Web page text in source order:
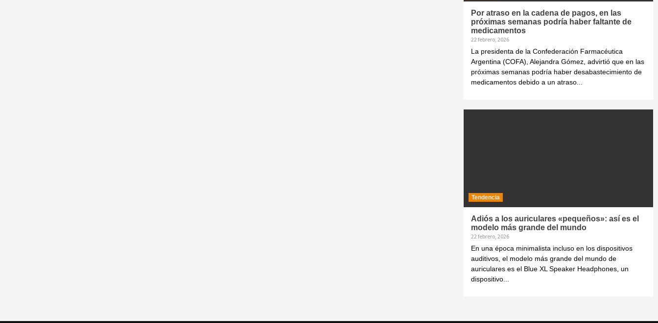
Por atraso en la cadena de pagos, en las
próximas semanas podría haber faltante de
medicamentos
22 febrero, 2026
La presidenta de la Confederación Farmacéutica
Argentina (COFA), Alejandra Gómez, advirtió que en las
próximas semanas podría haber desabastecimiento de
medicamentos debido a un atraso...
Tendencia
Adiós a los auriculares «pequeños»: así es el
modelo más grande del mundo
22 febrero, 2026
En una época minimalista incluso en los dispositivos
auditivos, el modelo más grande del mundo de
auriculares es el Blue XL Speaker Headphones, un
dispositivo...